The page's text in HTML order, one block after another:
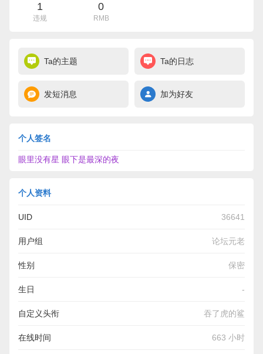
1
违规
0
RMB
Ta的主题 Ta的日志
发短消息 加为好友
个人签名
眼里没有星 眼下是最深的夜
个人资料
UID 36641
用户组 论坛元老
性别 保密
生日 -
自定义头衔 吞了虎的鲨
在线时间 663 小时